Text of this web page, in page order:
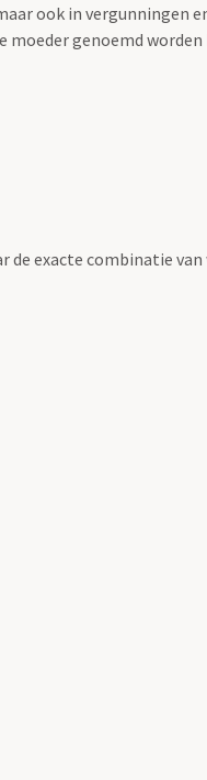
ook in vergunningen
moeder genoemd
de exacte combinatie